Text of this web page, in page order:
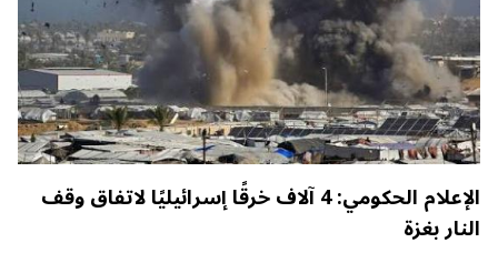
الإعلام الحكومي: 4 آلاف خرقًا إسرائيليًا لاتفاق وقف
النار بغزة